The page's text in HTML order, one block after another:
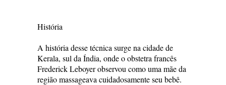
História
A história desse técnica surge na cidade de
Kerala, sul da Índia, onde o obstetra francês
Frederick Leboyer observou como uma mãe da
região massageava cuidadosamente seu bebê.